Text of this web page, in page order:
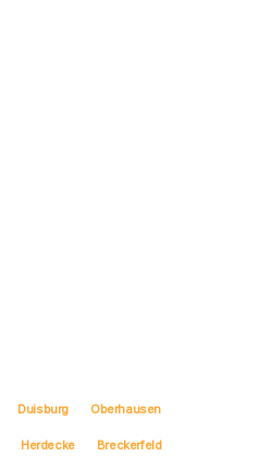
Duisburg Oberhausen
Herdecke Breckerfeld